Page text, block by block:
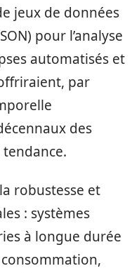
jeux de données
pour l’analyse
automatisés et
par
des
robustesse et
: systèmes
à longue durée